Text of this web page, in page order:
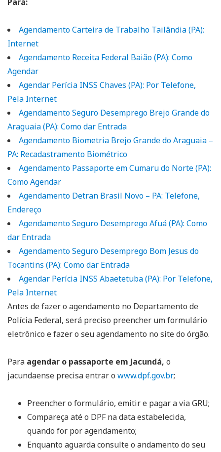
Agendamento Carteira de Trabalho Tailândia (PA):
Internet
Agendamento Receita Federal Baião (PA): Como
Agendar
Agendar Perícia INSS Chaves (PA): Por Telefone,
Pela Internet
Agendamento Seguro Desemprego Brejo Grande do
Araguaia (PA): Como dar Entrada
Agendamento Biometria Brejo Grande do Araguaia –
PA: Recadastramento Biométrico
Agendamento Passaporte em Cumaru do Norte (PA):
Como Agendar
Agendamento Detran Brasil Novo – PA: Telefone,
Endereço
Agendamento Seguro Desemprego Afuá (PA): Como
dar Entrada
Agendamento Seguro Desemprego Bom Jesus do
Tocantins (PA): Como dar Entrada
Agendar Perícia INSS Abaetetuba (PA): Por Telefone,
Pela Internet
Antes de fazer o agendamento no Departamento de
Polícia Federal, será preciso preencher um formulário
eletrônico e fazer o seu agendamento no site do órgão.
Para agendar o passaporte em Jacundá, o
jacundaense precisa entrar o www.dpf.gov.br;
Preencher o formulário, emitir e pagar a via GRU;
Compareça até o DPF na data estabelecida,
quando for por agendamento;
Enquanto aguarda consulte o andamento do seu